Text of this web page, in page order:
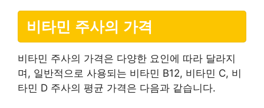
비타민 주사의 가격
비타민 주사의 가격은 다양한 요인에 따라 달라지
며, 일반적으로 사용되는 비타민 B12, 비타민 C, 비
타민 D 주사의 평균 가격은 다음과 같습니다.